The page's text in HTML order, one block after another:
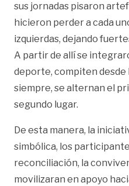
sus jornadas pisaron
hicieron perder a cada
izquierdas, dejando
A partir de allí se
deporte, compiten desde
siempre, se alternan el
segundo lugar.
De esta manera, la
simbólica, los
reconciliación, la
movilizaran en apoyo